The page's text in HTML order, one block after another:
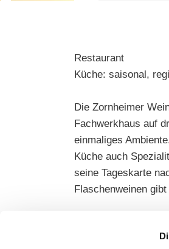
Restaurant
Küche: saisonal,
Die Zornheimer
Fachwerkhaus auf
einmaliges
Küche auch
seine Tageskarte
Flaschenweinen
Sitzplätze: innen